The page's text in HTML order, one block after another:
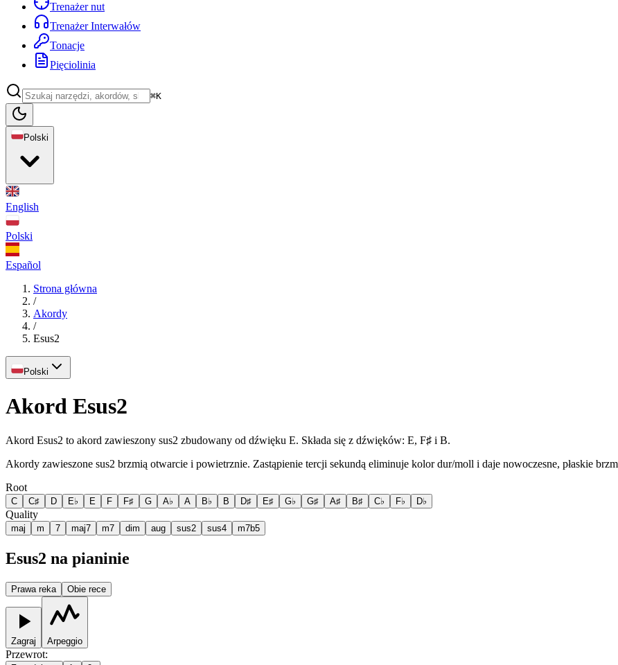
Trenażer nut
Trenażer Interwałów
Tonacje
Pięciolinia
⌘K
Polski
English
Polski
Español
Strona główna
/
Akordy
/
Esus2
Polski
Akord Esus2
Akord Esus2 to akord zawieszony sus2 zbudowany od dźwięku E. Składa się z dźwięków: E, F♯ i B.
Akordy zawieszone sus2 brzmią otwarcie i powietrznie. Zastąpienie tercji sekundą eliminuje kolor dur/moll i daje nowoczesne, płaskie
Root
C C♯ D E♭ E F F♯ G A♭ A B♭ B D♯ E♯ G♭ G♯ A♯ B♯ C♭ F♭ D♭
Quality
maj m 7 maj7 m7 dim aug sus2 sus4 m7b5
Esus2 na pianinie
Prawa reka Obie rece
Zagraj Arpeggio
Przewrot: